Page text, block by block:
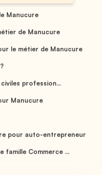
Manucure
de Manucure
le métier de Manucure
profession...
Manucure
pour auto-entrepreneur
famille Commerce ...